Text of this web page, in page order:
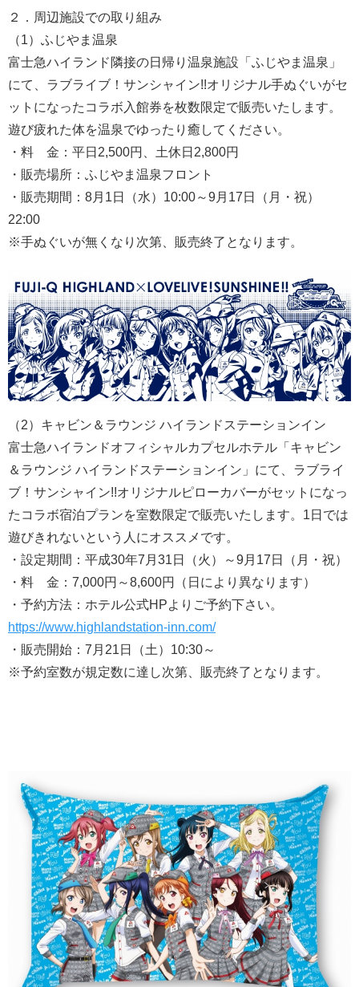
２．周辺施設での取り組み
（1）ふじやま温泉
富士急ハイランド隣接の日帰り温泉施設「ふじやま温泉」
にて、ラブライブ！サンシャイン!!オリジナル手ぬぐいがセ
ットになったコラボ入館券を枚数限定で販売いたします。
遊び疲れた体を温泉でゆったり癒してください。
・料 金：平日2,500円、土休日2,800円
・販売場所：ふじやま温泉フロント
・販売期間：8月1日（水）10:00～9月17日（月・祝）
22:00
※手ぬぐいが無くなり次第、販売終了となります。
（2）キャビン＆ラウンジ ハイランドステーションイン
富士急ハイランドオフィシャルカプセルホテル「キャビン
＆ラウンジ ハイランドステーションイン」にて、ラブライ
ブ！サンシャイン!!オリジナルピローカバーがセットになっ
たコラボ宿泊プランを室数限定で販売いたします。1日では
遊びきれないという人にオススメです。
・設定期間：平成30年7月31日（火）～9月17日（月・祝）
・料 金：7,000円～8,600円（日により異なります）
・予約方法：ホテル公式HPよりご予約下さい。
https://www.highlandstation-inn.com/
・販売開始：7月21日（土）10:30～
※予約室数が規定数に達し次第、販売終了となります。